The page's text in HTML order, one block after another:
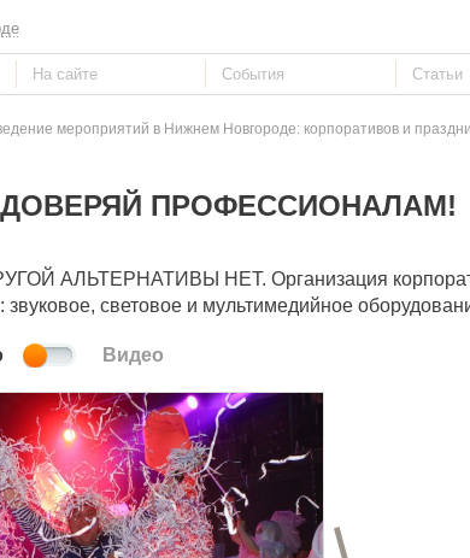
мероприятий в Нижнем Новгороде: корпоративов и
ПРОФЕССИОНАЛАМ!
АЛЬТЕРНАТИВЫ НЕТ. Организация
световое и мультимедийное
Видео